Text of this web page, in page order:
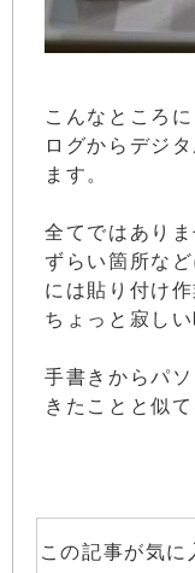
こんなところ
ログからデジ
ます。
全てではあり
ずらい箇所な
には貼り付け
ちょっと寂しい
手書きからパ
きたことと似て
この記事が気